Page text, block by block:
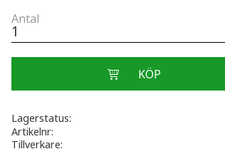
Antal
Lagerstatus
Artikelnr
Tillverkare